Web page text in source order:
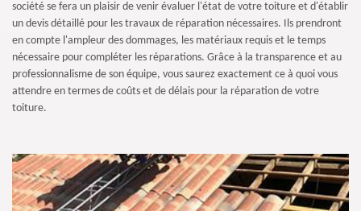
société se fera un plaisir de venir évaluer l'état de votre toiture et d'établir
un devis détaillé pour les travaux de réparation nécessaires. Ils prendront
en compte l'ampleur des dommages, les matériaux requis et le temps
nécessaire pour compléter les réparations. Grâce à la transparence et au
professionnalisme de son équipe, vous saurez exactement ce à quoi vous
attendre en termes de coûts et de délais pour la réparation de votre
toiture.